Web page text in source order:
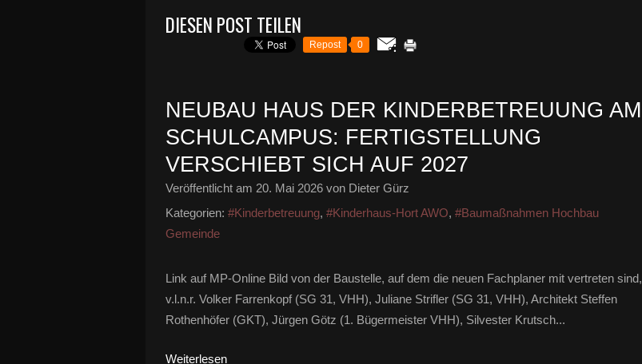
DIESEN POST TEILEN
Repost 0
NEUBAU HAUS DER KINDERBETREUUNG AM
SCHULCAMPUS: FERTIGSTELLUNG
VERSCHIEBT SICH AUF 2027
Veröffentlicht am 20. Mai 2026 von Dieter Gürz
Kategorien: #Kinderbetreuung, #Kinderhaus-Hort AWO, #Baumaßnahmen Hochbau
Gemeinde
Link auf MP-Online Bild von der Baustelle, auf dem die neuen Fachplaner mit vertreten sind,
v.l.n.r. Volker Farrenkopf (SG 31, VHH), Juliane Strifler (SG 31, VHH), Architekt Steffen
Rothenhöfer (GKT), Jürgen Götz (1. Bügermeister VHH), Silvester Krutsch...
Weiterlesen